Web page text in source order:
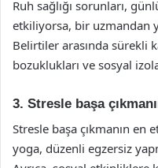
Ruh sağlığı sorunları,
etkiliyorsa, bir uzmandan
Belirtiler arasında sürekli
bozuklukları ve sosyal
3. Stresle başa
Stresle başa çıkmanın en
yoga, düzenli egzersiz